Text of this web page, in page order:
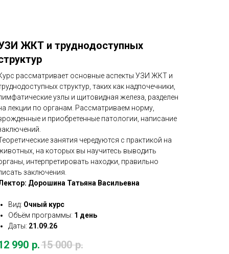
ЖКТ и труднодоступных
рассматривает основные аспекты УЗИ ЖКТ и
структур, таких как надпочечники,
узлы и щитовидная железа, разделен
лекции по органам. Рассматриваем норму,
и приобретенные патологии, написание
занятия чередуются с практикой на
на которых вы научитесь выводить
интерпретировать находки, правильно
заключения.
Дорошина Татьяна Васильевна
Вид: Очный курс
Объём программы: 1 день
Даты: 21.09.26
990 р.15 000 р.